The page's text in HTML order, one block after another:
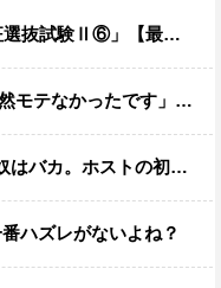
」【最新話コメント用】
れほんまかぁ？w w w w w w w w
り安く飲めてイケメンにチヤホヤされる」
ハズレがないよね？